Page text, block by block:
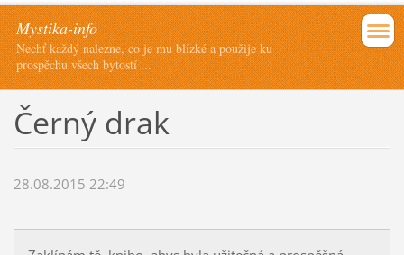
Mystika-info
Nechť každý nalezne, co je mu blízké a použije ku
prospěchu všech bytostí ...
Černý drak
28.08.2015 22:49